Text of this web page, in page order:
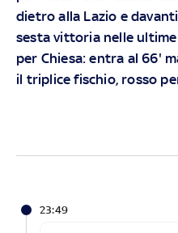
dietro alla Lazio e
sesta vittoria nelle
per Chiesa: entra al 66'
il triplice fischio, rosso
23:49